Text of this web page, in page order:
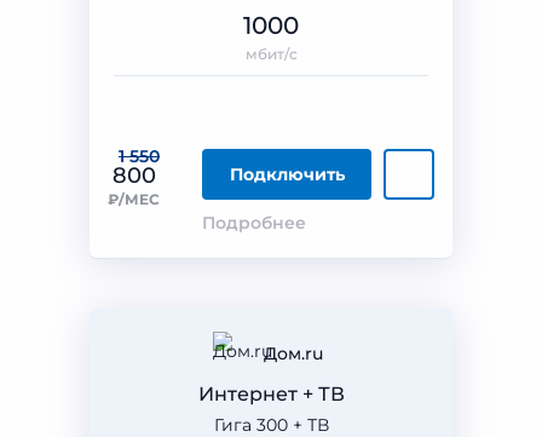
1 550
800
₽/МЕС
Подключить
Подробнее
1000
мбит/с
Дом.ru
Гига 300 + ТВ
Интернет + ТВ